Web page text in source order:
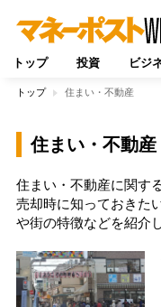
トップ 投資 ビジ
トップ 住まい・不動産
住まい・不動産
住まい・不動産に関す
売却時に知っておきた
や街の特徴などを紹介